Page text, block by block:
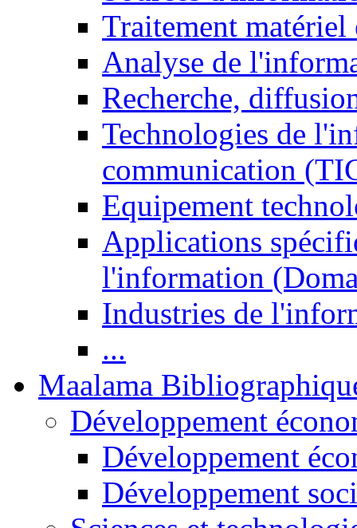
Traitement matériel
Analyse de
Recherche,
Technologies de
communication
Equipement
Applications
l'information
Industries de
...
Maalama
Développement
Développement
Développement